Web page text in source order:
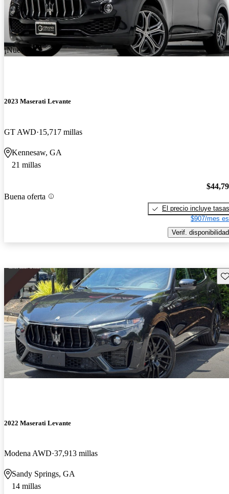
¡Nuevo!
2023 Maserati Levante
GT AWD 15,717 millas
Kennesaw, GA
21 millas
Buena oferta
El precio incluye tasas
$907/mes
Verif. disponibilidad
2022 Maserati Levante
Modena AWD 37,913 millas
Sandy Springs, GA
14 millas